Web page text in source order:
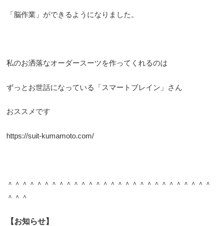
「脳作業」ができるようになりました。
私のお洒落なオーダースーツを作ってくれるのは
ずっとお世話になっている「スマートブレイン」さん
おススメです
https://suit-kumamoto.com/
＾＾＾＾＾＾＾＾＾＾＾＾＾＾＾＾＾＾＾＾＾＾＾＾＾＾＾＾
＾＾＾
【お知らせ】